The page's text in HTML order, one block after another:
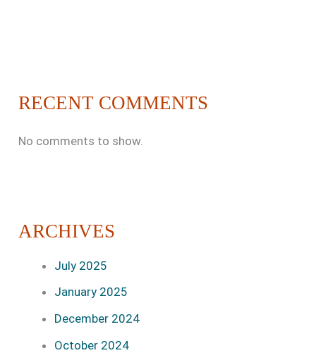
RECENT COMMENTS
No comments to show.
ARCHIVES
July 2025
January 2025
December 2024
October 2024